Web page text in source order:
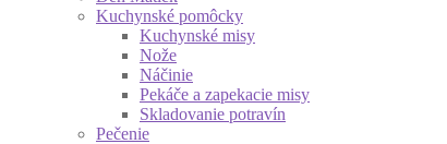
Kuchynské pomôcky
Kuchynské misy
Nože
Náčinie
Pekáče a zapekacie misy
Skladovanie potravín
Pečenie